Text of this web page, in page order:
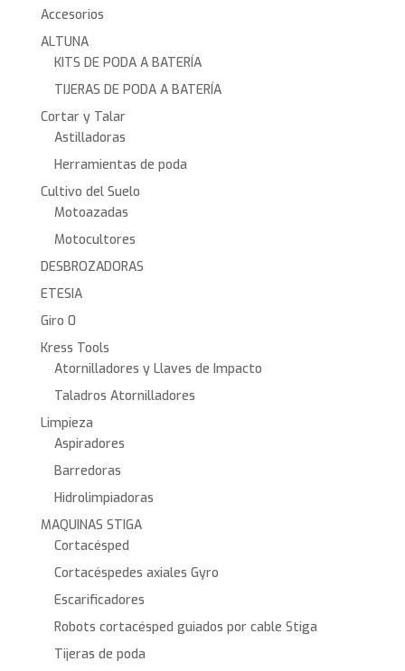
Accesorios
ALTUNA
KITS DE PODA A BATERÍA
TIJERAS DE PODA A BATERÍA
Cortar y Talar
Astilladoras
Herramientas de poda
Cultivo del Suelo
Motoazadas
Motocultores
DESBROZADORAS
ETESIA
Giro 0
Kress Tools
Atornilladores y Llaves de Impacto
Taladros Atornilladores
Limpieza
Aspiradores
Barredoras
Hidrolimpiadoras
MAQUINAS STIGA
Cortacésped
Cortacéspedes axiales Gyro
Escarificadores
Robots cortacésped guiados por cable Stiga
Tijeras de poda